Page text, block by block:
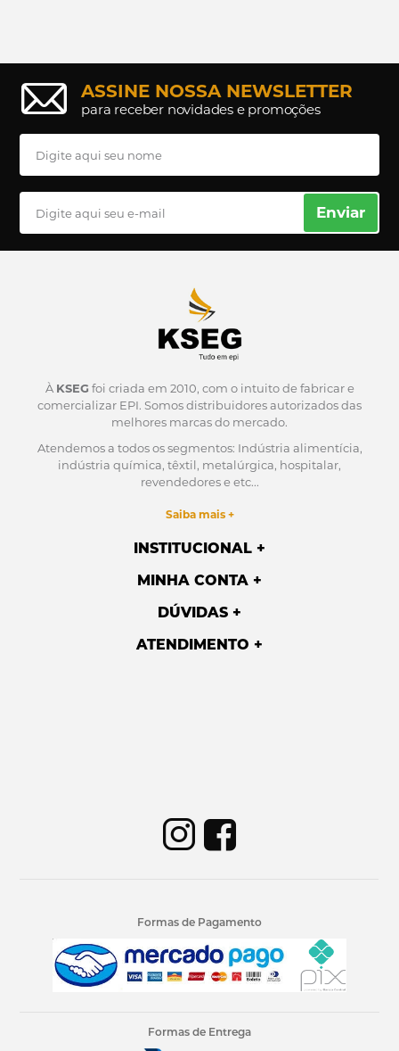
ASSINE NOSSA NEWSLETTER
para receber novidades e promoções
Enviar
À KSEG foi criada em 2010, com o intuito de fabricar e
comercializar EPI. Somos distribuidores autorizados das
melhores marcas do mercado.
Atendemos a todos os segmentos: Indústria alimentícia,
indústria química, têxtil, metalúrgica, hospitalar,
revendedores e etc...
Saiba mais +
INSTITUCIONAL
MINHA CONTA
DÚVIDAS
ATENDIMENTO
Formas de Pagamento
Formas de Entrega